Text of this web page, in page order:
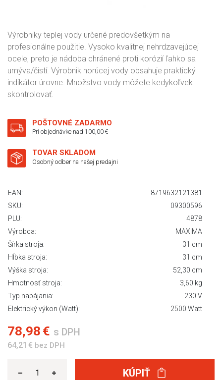
Výrobniky teplej vody určené predovšetkým na
profesionálne použitie. Vysoko kvalitnej nehrdzavejúcej
ocele, preto je nádoba chránené proti korózií ľahko sa
umýva/čistí. Výrobnik horúcej vody obsahuje praktický
indikátor úrovne. Množstvo vody môžete kedykoľvek
skontrolovať.
POŠTOVNÉ ZADARMO
Pri objednávke nad 100,00 €
TOVAR SKLADOM
Osobný odber na našej predajni
EAN:
8719632121381
SKU:
09300596
PLU:
4878
Výrobca:
MAXIMA
Šírka stroja:
31 cm
Hĺbka stroja:
31 cm
Výška stroja:
52,30 cm
Hmotnosť stroja:
3,60 kg
Typ napájania:
230 V
Elektrický výkon (Watt):
2500 Watt
78,98 € s DPH
64,21 € bez DPH
KÚPIŤ